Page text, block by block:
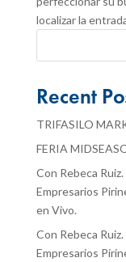
localizar la
Recent
TRIFASILO
FERIA
Con Rebeca
Empresarios
en Vivo.
Con Rebeca
Empresarios